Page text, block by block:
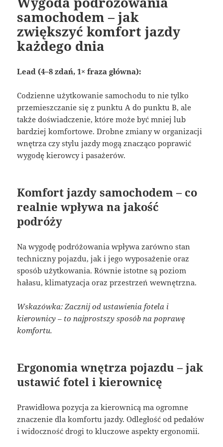
samochodem – jak
zwiększyć komfort jazdy
każdego dnia
Lead (4–8 zdań, 1× fraza główna):
Codzienne użytkowanie samochodu to nie tylko
przemieszczanie się z punktu A do punktu B, ale
także doświadczenie, które może być mniej lub
bardziej komfortowe. Drobne zmiany w organizacji
wnętrza czy stylu jazdy mogą znacząco poprawić
wygodę kierowcy i pasażerów.
Komfort jazdy samochodem – co
realnie wpływa na jakość
podróży
Na wygodę podróżowania wpływa zarówno stan
techniczny pojazdu, jak i jego wyposażenie oraz
sposób użytkowania. Równie istotne są poziom
hałasu, klimatyzacja oraz przestrzeń wewnętrzna.
Wskazówka: Zacznij od ustawienia fotela i
kierownicy – to najprostszy sposób na poprawę
komfortu.
Ergonomia wnętrza pojazdu – jak
ustawić fotel i kierownicę
Prawidłowa pozycja za kierownicą ma ogromne
znaczenie dla komfortu jazdy. Odległość od pedałów
i widoczność drogi to kluczowe aspekty ergonomii.